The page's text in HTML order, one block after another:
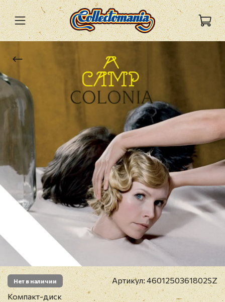
Нет в наличии Артикул:4601250361802SZ
Компакт-диск